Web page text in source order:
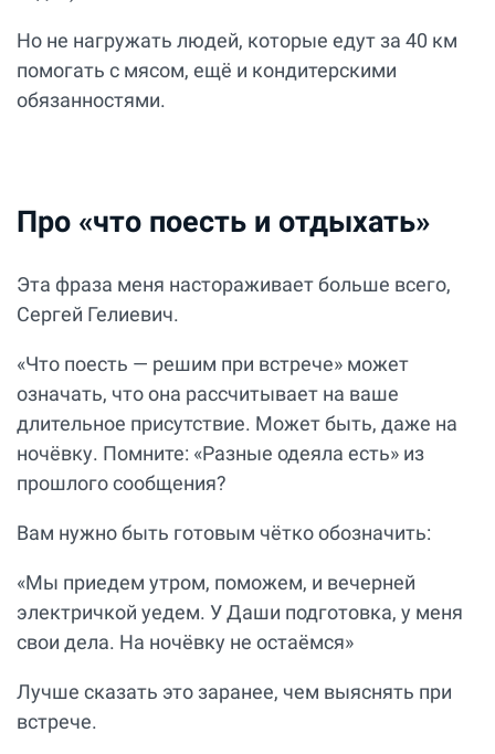
Но не нагружать людей, которые едут за 40 км
помогать с мясом, ещё и кондитерскими
обязанностями.
Про «что поесть и отдыхать»
Эта фраза меня настораживает больше всего,
Сергей Гелиевич.
«Что поесть — решим при встрече» может
означать, что она рассчитывает на ваше
длительное присутствие. Может быть, даже на
ночёвку. Помните: «Разные одеяла есть» из
прошлого сообщения?
Вам нужно быть готовым чётко обозначить:
«Мы приедем утром, поможем, и вечерней
электричкой уедем. У Даши подготовка, у меня
свои дела. На ночёвку не остаёмся»
Лучше сказать это заранее, чем выяснять при
встрече.